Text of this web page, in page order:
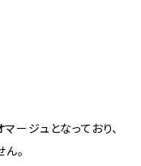
ジュとなっており、
。